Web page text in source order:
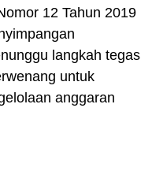
12 Tahun 2019
langkah tegas
untuk
anggaran